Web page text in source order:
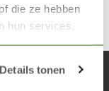
die ze hebben
hun services.
Details tonen